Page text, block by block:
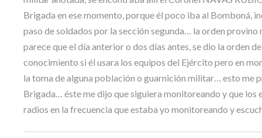
Brigada en ese momento, porque él poco iba al Bomboná,
paso de soldados por la sección segunda… la orden provino
parece que el día anterior o dos días antes, se dio la orden
conocimiento si él usara los equipos del Ejército pero en
la toma de alguna población o guarnición militar… esto me
Brigada… éste me dijo que siguiera monitoreando y que
radios en la frecuencia que estaba yo monitoreando y